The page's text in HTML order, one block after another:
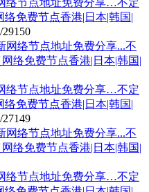
免费节点香港|日本|韩国|
29150
络节点地址免费分享…不定
免费节点香港|日本|韩国|
27149
络节点地址免费分享…不定